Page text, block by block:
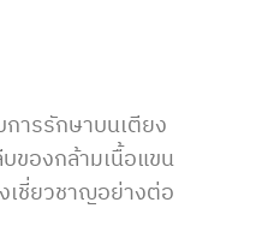
ารรักษาบนเตียง
ของกล้ามเนื้อแขน
เชี่ยวชาญอย่างต่อ